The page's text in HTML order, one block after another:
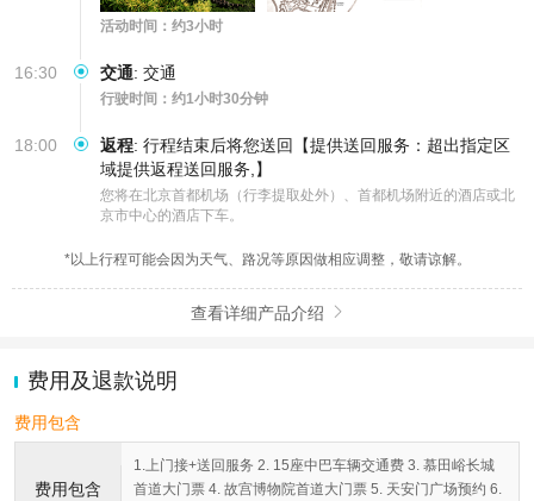
活动时间：约3小时
16:30 交通: 交通
行驶时间：约1小时30分钟
18:00 返程: 行程结束后将您送回【提供送回服务：超出指定区
域提供返程送回服务,】
您将在北京首都机场（行李提取处外）、首都机场附近的酒店或北
京市中心的酒店下车。
*以上行程可能会因为天气、路况等原因做相应调整，敬请谅解。
查看详细产品介绍 
费用及退款说明
费用包含
费用包含
1.上门接+送回服务 2. 15座中巴车辆交通费 3. 慕田峪长城
首道大门票 4. 故宫博物院首道大门票 5. 天安门广场预约 6.